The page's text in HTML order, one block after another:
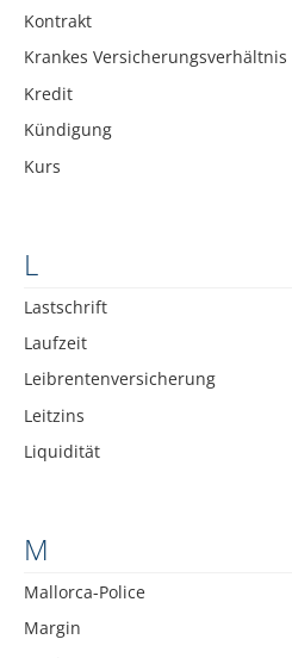
Kontrakt
Krankes Versicherungsverhältnis
Kredit
Kündigung
Kurs
L
Lastschrift
Laufzeit
Leibrentenversicherung
Leitzins
Liquidität
M
Mallorca-Police
Margin